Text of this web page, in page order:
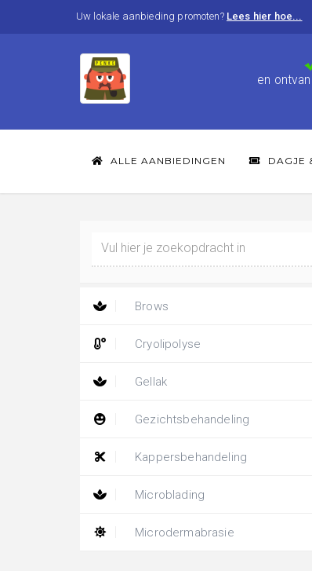
Uw lokale aanbieding promoten? Lees hier hoe...
en
ALLE AANBIEDINGEN DAGJE
Brows
Cryolipolyse
Gellak
Gezichtsbehandeling
Kappersbehandeling
Microblading
Microdermabrasie